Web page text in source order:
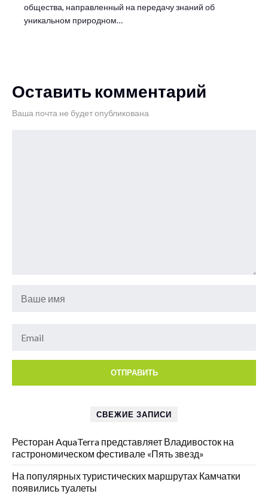
общества, направленный на передачу знаний об
уникальном природном…
Оставить комментарий
Ваша почта не будет опубликована
СВЕЖИЕ ЗАПИСИ
Ресторан AquaTerra представляет Владивосток на
гастрономическом фестивале «Пять звезд»
На популярных туристических маршрутах Камчатки
появились туалеты